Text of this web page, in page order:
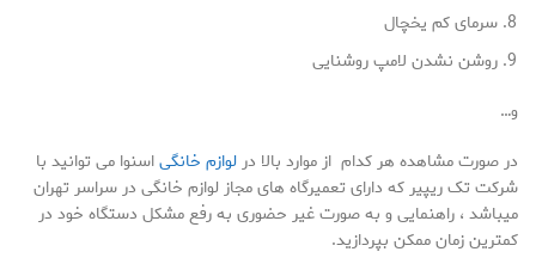
سرمای کم یخچال
روشن نشدن لامپ روشنایی
و…
در صورت مشاهده هر کدام از موارد بالا درلوازم خانگیاسنوا می توانید با
شرکت تک ریپیر که دارای تعمیرگاه های مجاز لوازم خانگی در سراسر تهران
میباشد ، راهنمایی و به صورت غیر حضوری به رفع مشکل دستگاه خود در
کمترین زمان ممکن بپردازید.